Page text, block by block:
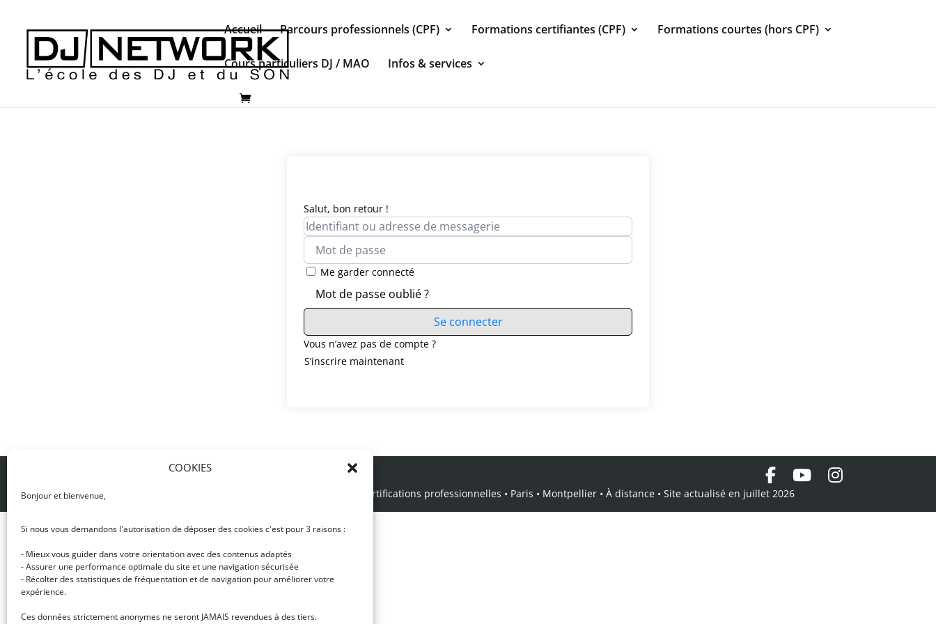
COOKIES
Bonjour et bienvenue,
Si nous vous demandons l'autorisation de déposer des cookies c'est pour 3 raisons :
- Mieux vous guider dans votre orientation avec des contenus adaptés
- Assurer une performance optimale du site et une navigation sécurisée
- Récolter des statistiques de fréquentation et de navigation pour améliorer votre
expérience.
Ces données strictement anonymes ne seront JAMAIS revendues à des tiers.
Accueil Parcours professionnels (CPF) Formations certifiantes (CPF) Formations courtes (hors CPF)
Cours particuliers DJ / MAO Infos & services
Salut, bon retour !
Me garder connecté
Mot de passe oublié ?
Se connecter
Vous n’avez pas de compte ?
S’inscrire maintenant
© DJ NETWORK • École de DJ et de production musicale • Certifications professionnelles • Paris • Montpellier • À distance • Site actualisé en juillet 2026